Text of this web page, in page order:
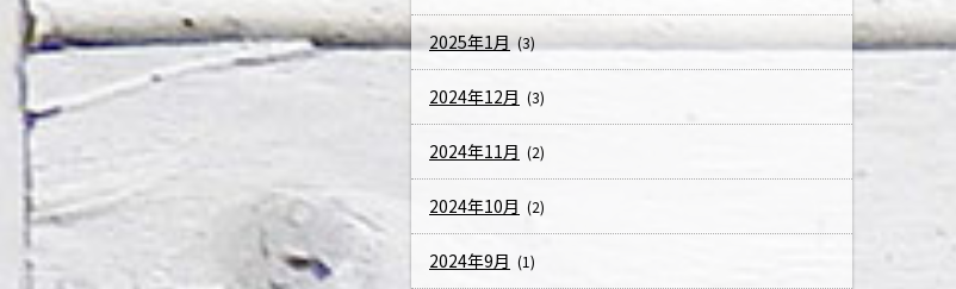
2025年1月 (3)
2024年12月 (3)
2024年11月 (2)
2024年10月 (2)
2024年9月 (1)